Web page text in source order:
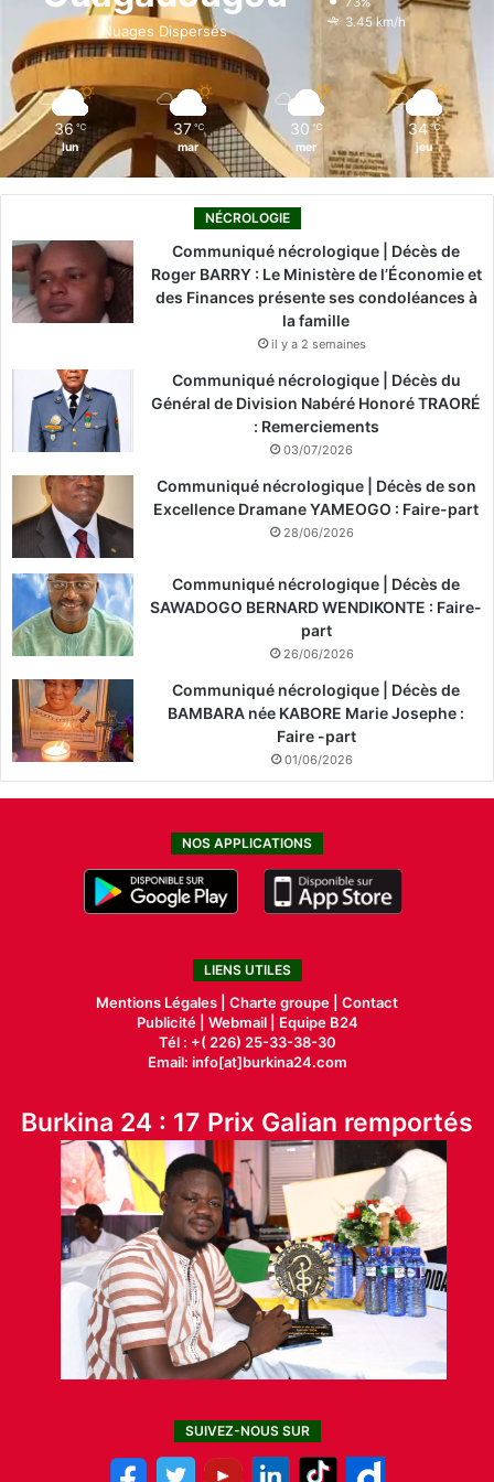
o
k
i
n
r
Nuages Dispersés
3.45 km/h
36 ℃
lun
37 ℃
mar
30 ℃
mer
34 ℃
jeu
NÉCROLOGIE
Communiqué nécrologique | Décès de
Roger BARRY : Le Ministère de l’Économie et
des Finances présente ses condoléances à
la famille
il y a 2 semaines
Communiqué nécrologique | Décès du
Général de Division Nabéré Honoré TRAORÉ
: Remerciements
03/07/2026
Communiqué nécrologique | Décès de son
Excellence Dramane YAMEOGO : Faire-part
28/06/2026
Communiqué nécrologique | Décès de
SAWADOGO BERNARD WENDIKONTE : Faire-
part
26/06/2026
Communiqué nécrologique | Décès de
BAMBARA née KABORE Marie Josephe :
Faire -part
01/06/2026
NOS APPLICATIONS
LIENS UTILES
Mentions Légales | Charte groupe | Contact
Publicité| Webmail |
Equipe B24
Tél : +( 226) 25-33-38-30
Email: info[at]burkina24.com
Burkina 24 : 17 Prix Galian remportés
SUIVEZ-NOUS SUR